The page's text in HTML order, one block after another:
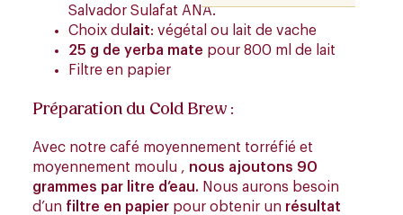
Salvador Sulafat ANA.
Choix du lait: végétal ou lait de vache
25 g de yerba mate pour 800 ml de lait
Filtre en papier
Préparation du Cold Brew :
Avec notre café moyennement torréfié et
moyennement moulu , nous ajoutons 90
grammes par litre d’eau. Nous aurons besoin
d’un filtre en papier pour obtenir un résultat